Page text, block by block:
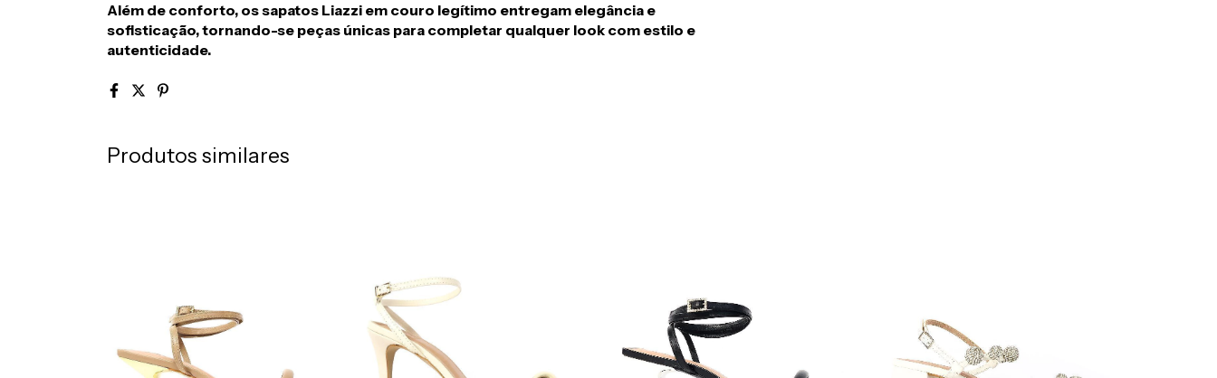
Além de conforto, os sapatos Liazzi em couro legítimo entregam elegância e
sofisticação, tornando-se peças únicas para completar qualquer look com estilo e
autenticidade.
Produtos similares